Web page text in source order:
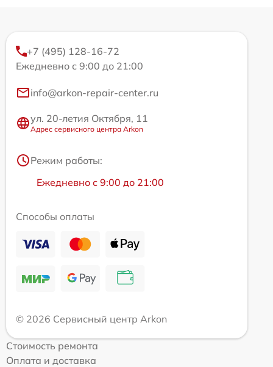
+7 (495) 128-16-72
Ежедневно с 9:00 до 21:00
info@arkon-repair-center.ru
ул. 20-летия Октября, 11
Адрес сервисного центра Arkon
Режим работы:
Ежедневно с 9:00 до 21:00
Способы оплаты
© 2026 Сервисный центр Arkon
Стоимость ремонта
Оплата и доставка